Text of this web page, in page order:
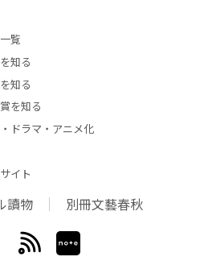
覧
知る
知る
を知る
ドラマ・アニメ化
イト
讀物 別冊文藝春秋